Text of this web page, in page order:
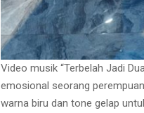
Video musik “Terbelah Jadi
emosional seorang
warna biru dan tone gelap